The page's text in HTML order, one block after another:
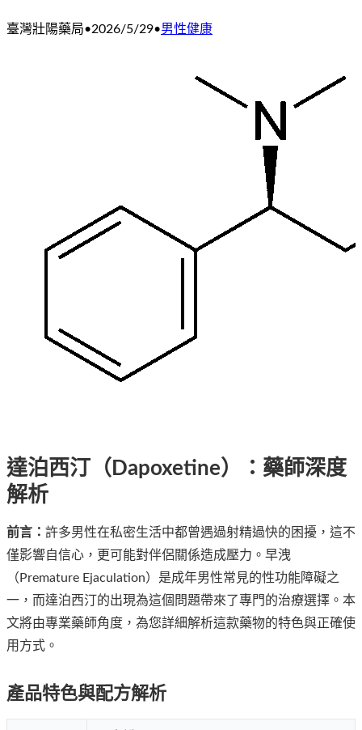
臺灣壯陽藥局•2026/5/29•男性健康
達泊西汀（Dapoxetine）：藥師深度
解析
前言： 許多男性在私密生活中都曾遇過射精過快的困擾，這不
僅影響自信心，更可能對伴侶關係造成壓力。早洩
（Premature Ejaculation）是成年男性常見的性功能障礙之
一，而達泊西汀的出現為這個問題帶來了專門的治療選擇。本
文將由專業藥師角度，為您詳細解析這款藥物的特色與正確使
用方式。
產品特色與配方解析